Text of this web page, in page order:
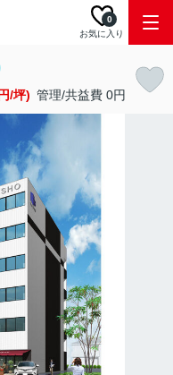
お気に入り
0
/坪) 管理/共益費 0円